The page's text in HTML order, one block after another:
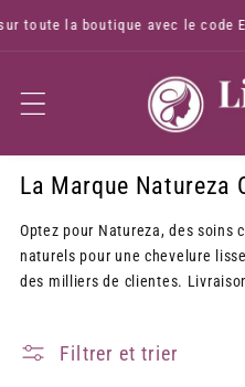
toute la boutique avec le code
La Marque Natureza
Optez pour Natureza, des soins
naturels pour une chevelure
des milliers de clientes.
Filtrer et trier